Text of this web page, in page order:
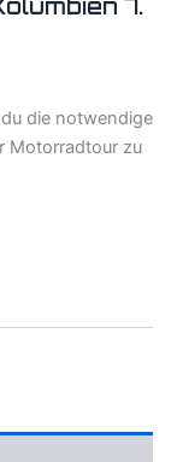
7.
die notwendige
Motorradtour zu